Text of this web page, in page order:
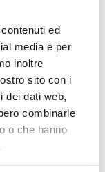
ed
media e per
inoltre
sito con i
dei dati web,
combinarle
o che hanno
davvero
e